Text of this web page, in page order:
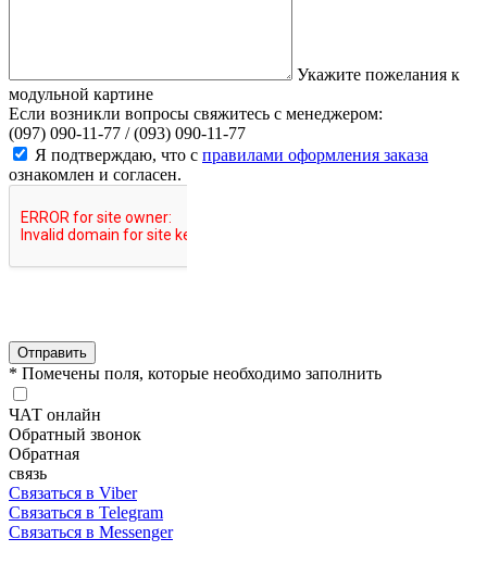
Укажите пожелания к
модульной картине
Если возникли вопросы свяжитесь с менеджером:
(097) 090-11-77 /(093) 090-11-77
Я подтверждаю, что с правилами оформления заказа
ознакомлен и согласен.
Отправить
* Помечены поля, которые необходимо заполнить
ЧАТ онлайн
Обратный звонок
Обратная
связь
Связаться в Viber
Связаться в Telegram
Связаться в Messenger